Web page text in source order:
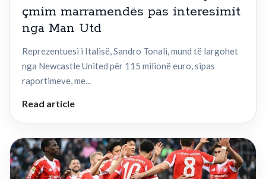
çmim marramendës pas interesimit
nga Man Utd
Reprezentuesi i Italisë, Sandro Tonali, mund të largohet
nga Newcastle United për 115 milionë euro, sipas
raportimeve, me...
Read article